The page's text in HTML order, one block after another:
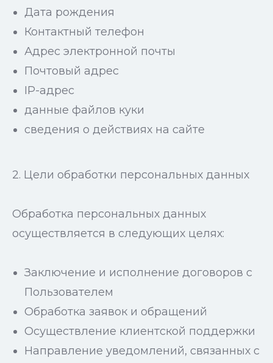
Дата рождения
Контактный телефон
Адрес электронной почты
Почтовый адрес
IP-адрес
данные файлов куки
сведения о действиях на сайте
2. Цели обработки персональных данных
Обработка персональных данных
осуществляется в следующих целях:
Заключение и исполнение договоров с
Пользователем
Обработка заявок и обращений
Осуществление клиентской поддержки
Направление уведомлений, связанных с